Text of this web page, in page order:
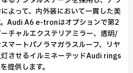
よって、内外装において一貫した美
Audi A6 e-tronはオプションで第2
チャルエクステリアミラー、透明/
マートパノラマガラスルーフ、リヤ
させるイルミネーテッドAudi rings
提供します。